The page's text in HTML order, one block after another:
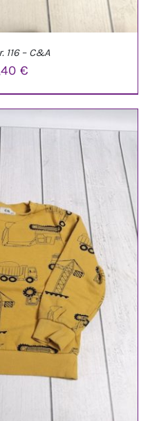
/ DETAILS
116 – C&A
€